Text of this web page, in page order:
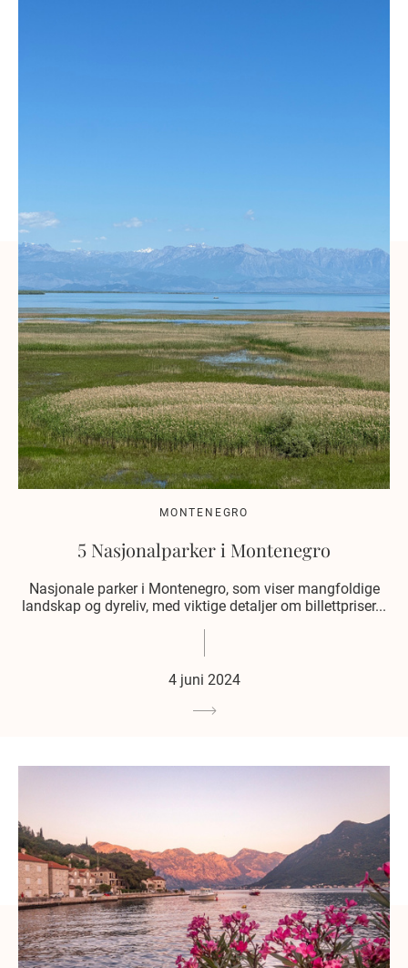
MONTENEGRO
5 Nasjonalparker i Montenegro
Nasjonale parker i Montenegro, som viser mangfoldige
landskap og dyreliv, med viktige detaljer om billettpriser...
4 juni 2024